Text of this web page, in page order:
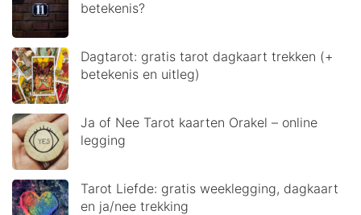
betekenis?
Dagtarot: gratis tarot dagkaart trekken (+
betekenis en uitleg)
Ja of Nee Tarot kaarten Orakel – online
legging
Tarot Liefde: gratis weeklegging, dagkaart
en ja/nee trekking